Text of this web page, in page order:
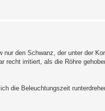
den Schwanz, der unter der
recht irritiert, als die Röhre
die Beleuchtungszeit